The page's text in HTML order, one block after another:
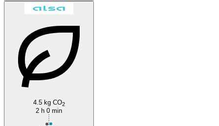
4.5 kg CO2
2 h 0 min